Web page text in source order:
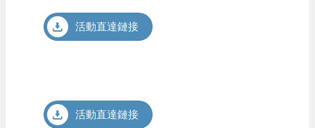
活動直達鏈接
活動直達鏈接